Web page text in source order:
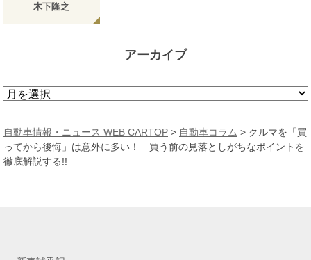
木下隆之
アーカイブ
ア
カ
イ
ブ
自動車情報・ニュース WEB CARTOP > 自動車コラム > クルマを「買
ってから後悔」は意外に多い！ 買う前の見落としがちなポイントを
徹底解説する!!